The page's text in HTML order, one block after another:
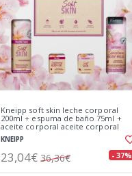
Kneipp soft skin leche corporal
200ml + espuma de baño 75ml +
aceite corporal aceite corporal
20ml + aceite de masaje 20ml
KNEIPP
23,04€ 36,36€ - 37%